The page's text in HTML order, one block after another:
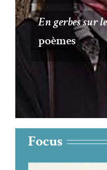
En gerbes sur
poèmes
Focus